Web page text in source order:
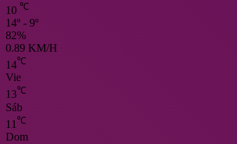
10 ℃
14º - 9º
82%
0.89 KM/H
14℃
Vie
13℃
Sáb
11 ℃
Dom